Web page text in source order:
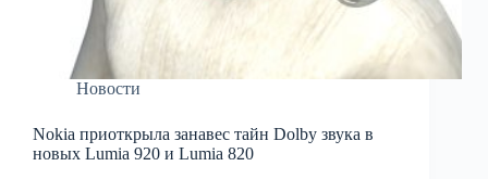
Новости
Nokia приоткрыла занавес тайн Dolby звука в
новых Lumia 920 и Lumia 820